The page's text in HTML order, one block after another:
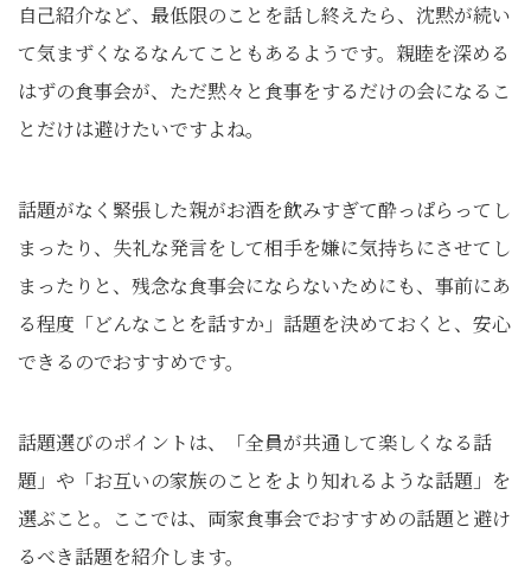
自己紹介など、最低限のことを話し終えたら、沈黙が続い
て気まずくなるなんてこともあるようです。親睦を深める
はずの食事会が、ただ黙々と食事をするだけの会になるこ
とだけは避けたいですよね。
話題がなく緊張した親がお酒を飲みすぎて酔っぱらってし
まったり、失礼な発言をして相手を嫌に気持ちにさせてし
まったりと、残念な食事会にならないためにも、事前にあ
る程度「どんなことを話すか」話題を決めておくと、安心
できるのでおすすめです。
話題選びのポイントは、「全員が共通して楽しくなる話
題」や「お互いの家族のことをより知れるような話題」を
選ぶこと。ここでは、両家食事会でおすすめの話題と避け
るべき話題を紹介します。